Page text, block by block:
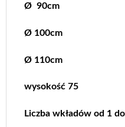
Ø 90cm
Ø 100cm
Ø 110cm
wysokość 75
Liczba wkładów od 1